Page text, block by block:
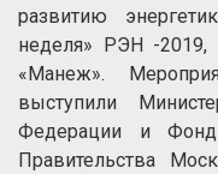
развитию
неделя» РЭН -
«Манеж».
выступили
Федерации и Фонд
Правительства